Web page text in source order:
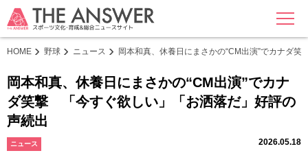
MENU
HOME 野球 ニュース 岡本和真、休養日にまさかの“CM出演”でカナダ
岡本和真、休養日にまさかの“CM出演”でカナ
ダ笑撃 「今すぐ欲しい」「お洒落だ」好評の
声続出
ニュース 2026.05.18